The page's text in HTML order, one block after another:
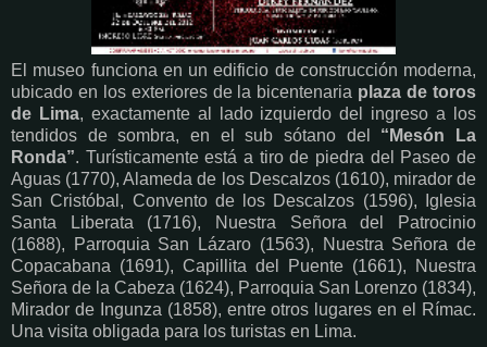
El museo funciona en un edificio de construcción moderna,
ubicado en los exteriores de la bicentenaria plaza de toros
de Lima, exactamente al lado izquierdo del ingreso a los
tendidos de sombra, en el sub sótano del “Mesón La
Ronda”. Turísticamente está a tiro de piedra del Paseo de
Aguas (1770), Alameda de los Descalzos (1610), mirador de
San Cristóbal, Convento de los Descalzos (1596), Iglesia
Santa Liberata (1716), Nuestra Señora del Patrocinio
(1688), Parroquia San Lázaro (1563), Nuestra Señora de
Copacabana (1691), Capillita del Puente (1661), Nuestra
Señora de la Cabeza (1624), Parroquia San Lorenzo (1834),
Mirador de Ingunza (1858), entre otros lugares en el Rímac.
Una visita obligada para los turistas en Lima.